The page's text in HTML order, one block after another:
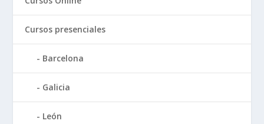
Cursos presenciales
Barcelona
Galicia
León